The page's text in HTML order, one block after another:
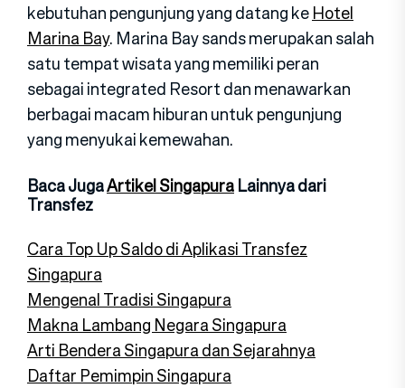
kebutuhan pengunjung yang datang keHotel
Marina Bay. Marina Bay sands merupakan salah
satu tempat wisata yang memiliki peran
sebagai integrated Resort dan menawarkan
berbagai macam hiburan untuk pengunjung
yang menyukai kemewahan.
Baca JugaArtikel SingapuraLainnya dari
Transfez
Cara Top Up Saldo di Aplikasi Transfez
Singapura
Mengenal Tradisi Singapura
Makna Lambang Negara Singapura
Arti Bendera Singapura dan Sejarahnya
Daftar Pemimpin Singapura